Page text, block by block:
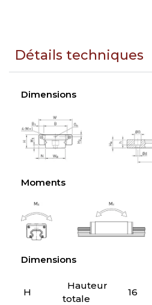
Détails techniques
Dimensions
Moments
Dimensions
H
Hauteur
totale
16